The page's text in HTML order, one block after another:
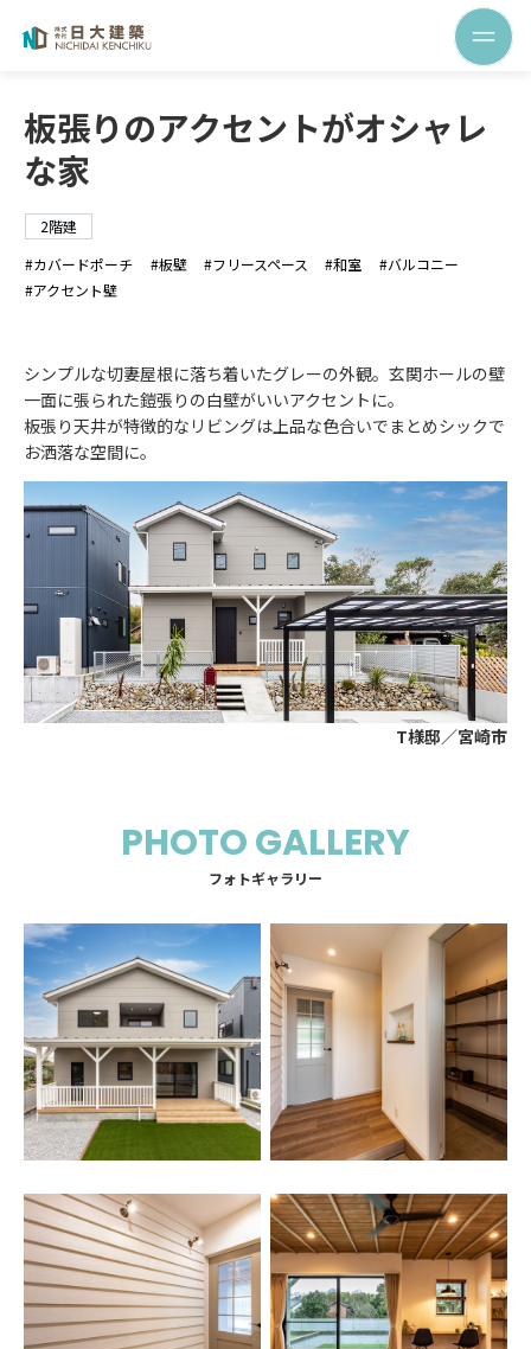
板張りのアクセントがオシャレ
な家
2階建
カバードポーチ
板壁 フリースペース 和室
バルコニー
アクセント壁
シンプルな切妻屋根に落ち着いたグレーの外観。玄関ホールの壁
一面に張られた鎧張りの白壁がいいアクセントに。
板張り天井が特徴的なリビングは上品な色合いでまとめシックで
お洒落な空間に。
T様邸／宮崎市
PHOTO GALLERY
フォトギャラリー